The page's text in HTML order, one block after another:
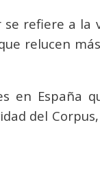
se refiere a la
relucen
en España
del